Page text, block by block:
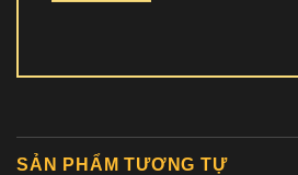
SẢN PHẨM TƯƠNG TỰ